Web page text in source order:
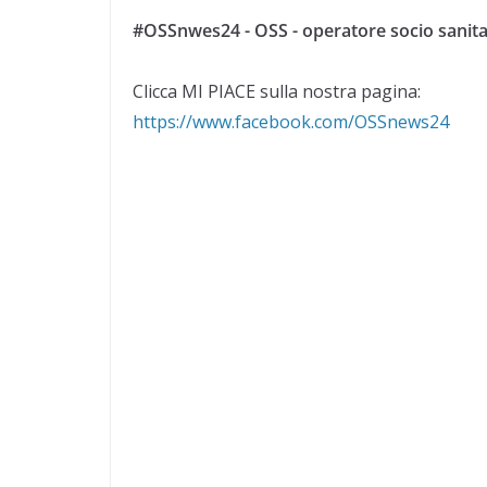
#OSSnwes24 - OSS - operatore socio
Clicca MI PIACE sulla nostra pagina:
https://www.facebook.com/OSSnews24